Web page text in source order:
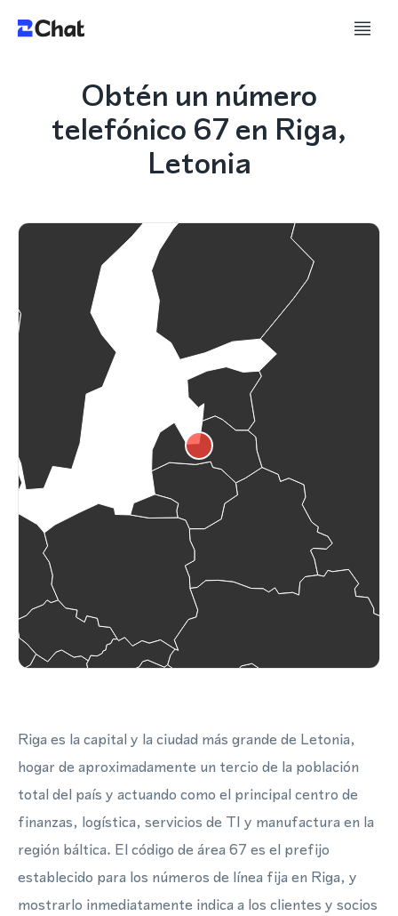
Obtén un número
telefónico 67 en Riga,
Letonia
Riga es la capital y la ciudad más grande de Letonia,
hogar de aproximadamente un tercio de la población
total del país y actuando como el principal centro de
finanzas, logística, servicios de TI y manufactura en la
región báltica. El código de área 67 es el prefijo
establecido para los números de línea fija en Riga, y
mostrarlo inmediatamente indica a los clientes y socios